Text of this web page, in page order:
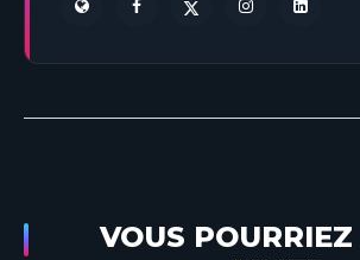
VOUS